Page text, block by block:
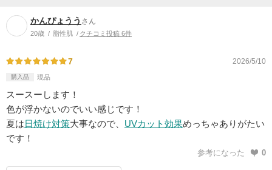
かんぴょうう さん
20歳 脂性肌 クチコミ投稿 6件
7 2026/5/10
購入品 現品
スースーします！
色が浮かないのでいい感じです！
夏は日焼け対策大事なので、 UVカット効果めっちゃありがたい
です！
参考になった 0